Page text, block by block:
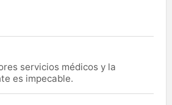
servicios médicos y la
es impecable.